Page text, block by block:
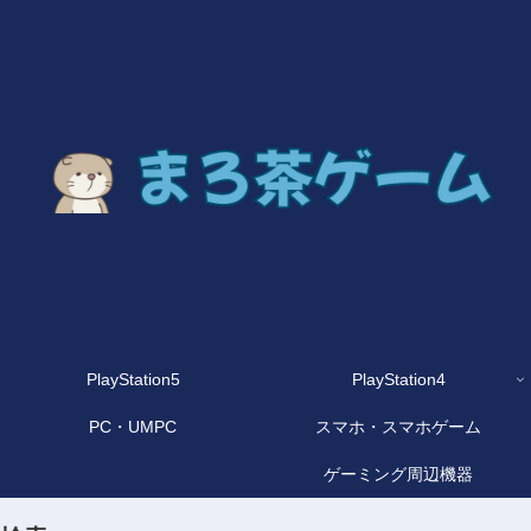
PlayStation5 PlayStation4
PC・UMPC スマホ・スマホゲーム
ゲーミング周辺機器